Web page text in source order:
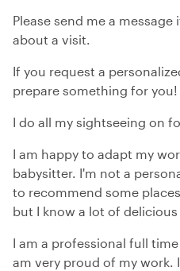
Please send me a
about a visit.
If you request a
prepare something for you!
I do all my sightseeing on
I am happy to adapt my
babysitter. I'm not a
to recommend some
but I know a lot of
I am a professional full
am very proud of my work.